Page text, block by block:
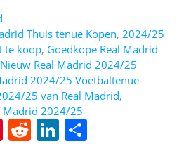
Thuis tenue Kopen, 2024/25
te koop, Goedkope Real Madrid
Nieuw Real Madrid 2024/25
2024/25 Voetbaltenue
25 van Real Madrid,
Madrid 2024/25
Pi R Li